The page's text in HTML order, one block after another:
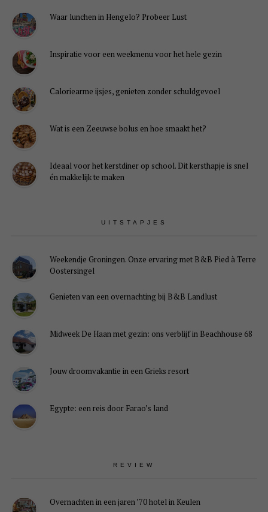
Waar lunchen in Hengelo? Probeer Lust
Inspiratie voor een weekmenu voor het hele gezin
Caloriearme ijsjes, genieten zonder schuldgevoel
Wat is een Zeeuwse bolus en hoe smaakt het?
Ideaal voor het kerstdiner op school. Dit kersthapje is snel
én makkelijk te maken
UITSTAPJES
Weekendje Groningen. Onze ervaring met B&B Pied à Terre
Oostersingel
Genieten van een overnachting bij B&B Landlust
Midweek De Haan met gezin: ons verblijf in Beachhouse 68
Jouw droomvakantie in een Grieks resort
Egypte: een reis door Farao’s land
REVIEW
Overnachten in een jaren ’70 hotel in Keulen